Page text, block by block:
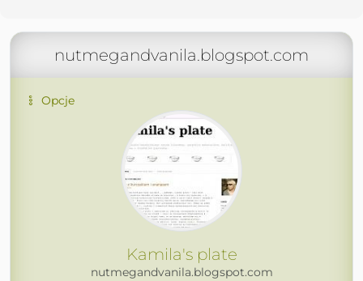
nutmegandvanila.blogspot.com
Opcje
Kamila's plate
nutmegandvanila.blogspot.com